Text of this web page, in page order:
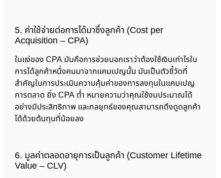
5. ค่าใช้จ่ายต่อการได้มาซึ่งลูกค้า (Cost per
Acquisition – CPA)
ในแง่ของ CPA มันคือการช่วยบอกเราว่าต้องใช้เงินเท่าไรใน
การได้ลูกค้าหนึ่งคนมาจากแคมเปญนั้น มันเป็นตัวชี้วัดที่
สำคัญในการประเมินความคุ้มค่าของการลงทุนในแคมเปญ
การตลาด ยิ่ง CPA ต่ำ หมายความว่าคุณใช้งบประมาณได้
อย่างมีประสิทธิภาพ และกลยุทธ์ของคุณสามารถดึงดูดลูกค้า
ได้ด้วยต้นทุนที่น้อยลง
6. มูลค่าตลอดอายุการเป็นลูกค้า (Customer Lifetime
Value – CLV)